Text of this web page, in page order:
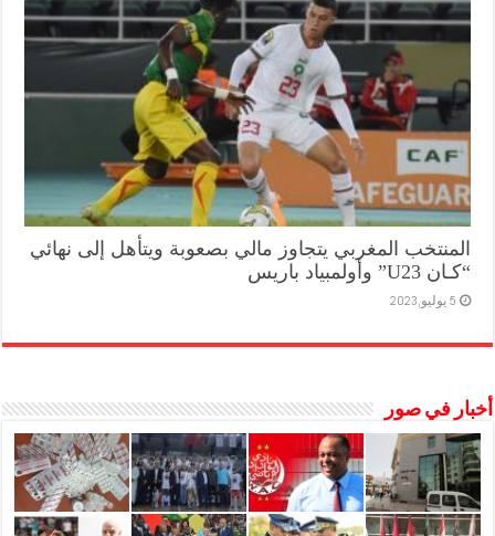
المنتخب المغربي يتجاوز مالي بصعوبة ويتأهل إلى نهائي
“كـان U23” وأولمبياد باريس
5 يوليو,2023
أخبار في صور